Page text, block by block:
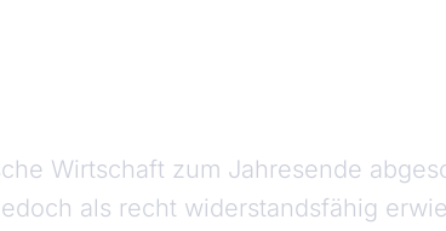
Wirtschaft zum Jahresende
als recht widerstandsfähig